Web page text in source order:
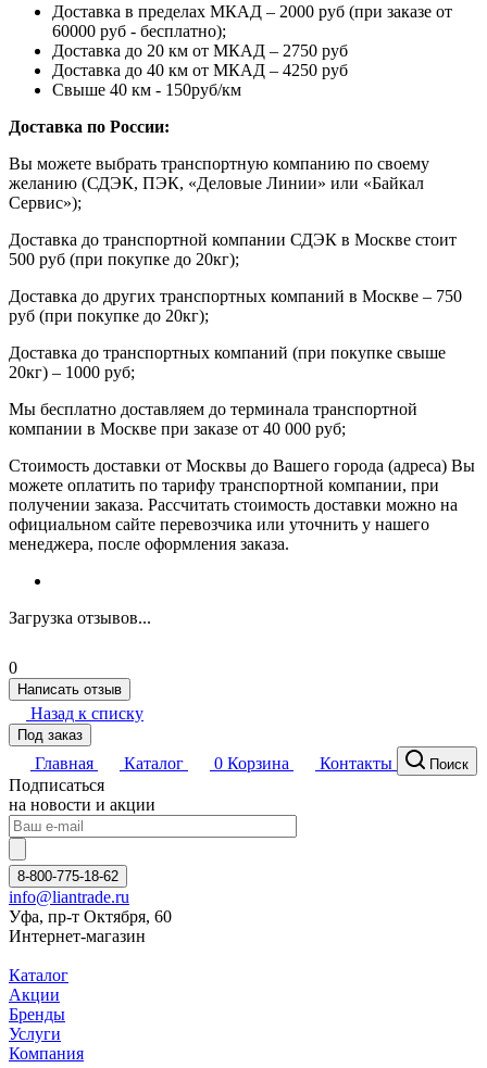
Доставка в пределах МКАД – 2000 руб (при заказе от
60000 руб - бесплатно);
Доставка до 20 км от МКАД – 2750 руб
Доставка до 40 км от МКАД – 4250 руб
Свыше 40 км - 150руб/км
Доставка по России:
Вы можете выбрать транспортную компанию по своему
желанию (СДЭК, ПЭК, «Деловые Линии» или «Байкал
Сервис»);
Доставка до транспортной компании СДЭК в Москве стоит
500 руб (при покупке до 20кг);
Доставка до других транспортных компаний в Москве – 750
руб (при покупке до 20кг);
Доставка до транспортных компаний (при покупке свыше
20кг) – 1000 руб;
Мы бесплатно доставляем до терминала транспортной
компании в Москве при заказе от 40 000 руб;
Стоимость доставки от Москвы до Вашего города (адреса) Вы
можете оплатить по тарифу транспортной компании, при
получении заказа. Рассчитать стоимость доставки можно на
официальном сайте перевозчика или уточнить у нашего
менеджера, после оформления заказа.
Загрузка отзывов...
0
Написать отзыв
Назад к списку
Под заказ
Главная Каталог 0 Корзина Контакты Поиск
Подписаться
на новости и акции
8-800-775-18-62
info@liantrade.ru
Уфа, пр-т Октября, 60
Интернет-магазин
Каталог
Акции
Бренды
Услуги
Компания